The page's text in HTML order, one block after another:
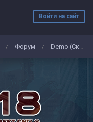
Войти на сайт
/ Форум / Demo (Скриншоты)